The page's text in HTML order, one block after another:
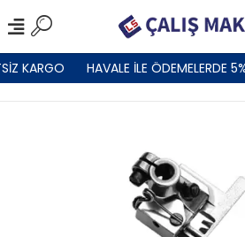
KARGO HAVALE İLE ÖDEMELERDE